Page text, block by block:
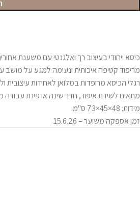
כיסא ייחודי בעיצוב רך ואלגנטי עם משענת
מריפוד קטיפה איכותית ונעימה למגע על מושב
רגלי הכיסא מרופדות במלואן לאחידות עיצובית
מתאים לשידת איפור, חדר שינה או פינת עבודה
מידות: 48×45×73 ס"מ.
זמן אספקה משוער – 15.6.26